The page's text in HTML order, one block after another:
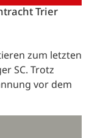
Trier
zum letzten
SC. Trotz
vor dem